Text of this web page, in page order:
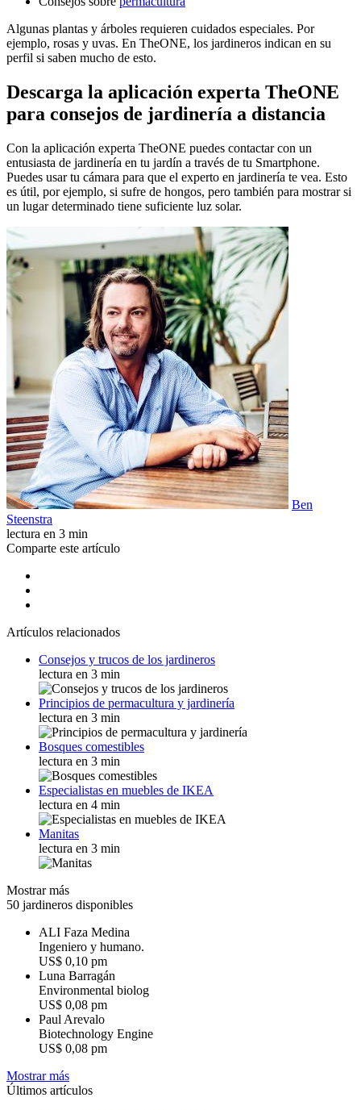
Algunas plantas y árboles requieren cuidados especiales. Por
ejemplo, rosas y uvas. En TheONE, los jardineros indican en su
perfil si saben mucho de esto.
Descarga la aplicación experta TheONE
para consejos de jardinería a distancia
Con la aplicación experta TheONE puedes contactar con un
entusiasta de jardinería en tu jardín a través de tu Smartphone.
Puedes usar tu cámara para que el experto en jardinería te vea. Esto
es útil, por ejemplo, si sufre de hongos, pero también para mostrar si
un lugar determinado tiene suficiente luz solar.
Ben
Steenstra
lectura en 3 min
Comparte este artículo
Artículos relacionados
Consejos y trucos de los jardineros
lectura en 3 min
Principios de permacultura y jardinería
lectura en 3 min
Bosques comestibles
lectura en 3 min
Especialistas en muebles de IKEA
lectura en 4 min
Manitas
lectura en 3 min
Mostrar más
50 jardineros disponibles
ALI Faza Medina
Ingeniero y humano.
US$ 0,10 pm
Luna Barragán
Environmental biolog
US$ 0,08 pm
Paul Arevalo
Biotechnology Engine
US$ 0,08 pm
Mostrar más
Últimos artículos